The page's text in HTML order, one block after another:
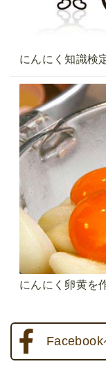
にんにく知識検
にんにく卵黄を
Facebook